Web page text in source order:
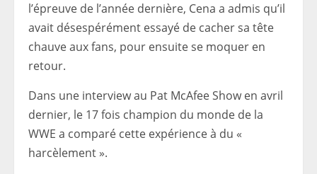
l’épreuve de l’année dernière, Cena a admis qu’il
avait désespérément essayé de cacher sa tête
chauve aux fans, pour ensuite se moquer en
retour.
Dans une interview au Pat McAfee Show en avril
dernier, le 17 fois champion du monde de la
WWE a comparé cette expérience à du «
harcèlement ».